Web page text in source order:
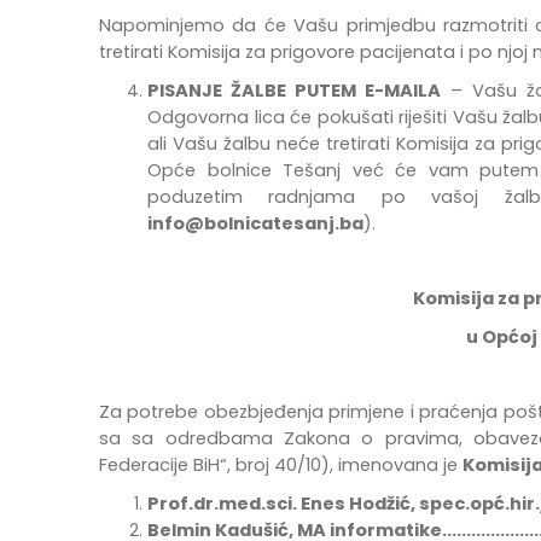
Napominjemo da će Vašu primjedbu
tretirati Komisija za prigovore pacijenata i po njoj
PISANJE ŽALBE PUTEM E-MAILA – Vašu
Odgovorna lica će pokušati riješiti Vašu
ali Vašu žalbu neće tretirati Komisija za
Opće bolnice Tešanj već će vam
poduzetim radnjama po vašoj
info@bolnicatesanj.ba).
Komisija za
u
Za potrebe obezbjeđenja primjene i praćenja poš
sa sa odredbama Zakona o pravima,
Federacije BiH“, broj 40/10), imenovana je
Prof.dr.med.sci. Enes Hodžić,
Belmin Kadušić, MA